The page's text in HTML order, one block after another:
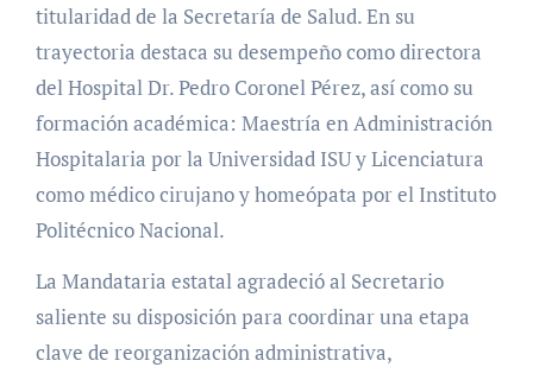
titularidad de la Secretaría de Salud. En su
trayectoria destaca su desempeño como directora
del Hospital Dr. Pedro Coronel Pérez, así como su
formación académica: Maestría en Administración
Hospitalaria por la Universidad ISU y Licenciatura
como médico cirujano y homeópata por el Instituto
Politécnico Nacional.
La Mandataria estatal agradeció al Secretario
saliente su disposición para coordinar una etapa
clave de reorganización administrativa,